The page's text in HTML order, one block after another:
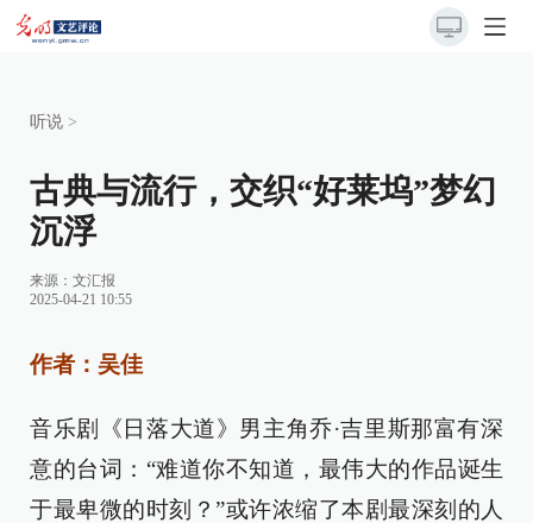
听说 >
古典与流行，交织“好莱坞”梦幻
沉浮
来源： 文汇报
2025-04-21 10:55
作者：吴佳
音乐剧《日落大道》男主角乔·吉里斯那富有深
意的台词：“难道你不知道，最伟大的作品诞生
于最卑微的时刻？”或许浓缩了本剧最深刻的人